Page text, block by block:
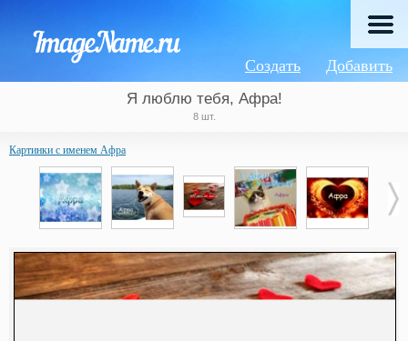
Добавить
Создать
Я люблю тебя, Афра!
8 шт.
Картинки с именем Афра